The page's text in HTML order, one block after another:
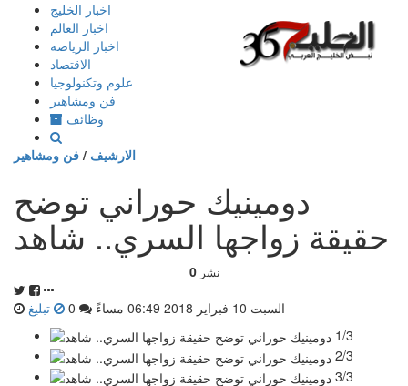
إذهب
المحتوى
اخبار الخليج
اخبار العالم
اخبار الرياضه
الاقتصاد
علوم وتكنولوجيا
فن ومشاهير
وظائف
الارشيف / فن ومشاهير
دومينيك حوراني توضح
حقيقة زواجها السري.. شاهد
0 نشر
السبت 10 فبراير 2018 06:49 مساءً
تبليغ
1/3
2/3
3/3